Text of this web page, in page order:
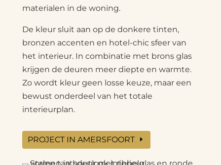
materialen in de woning.
De kleur sluit aan op de donkere tinten,
bronzen accenten en hotel-chic sfeer van
het interieur. In combinatie met brons glas
krijgen de deuren meer diepte en warmte.
Zo wordt kleur geen losse keuze, maar een
bewust onderdeel van het totale
interieurplan.
PROJECT IN AMERSFOORT